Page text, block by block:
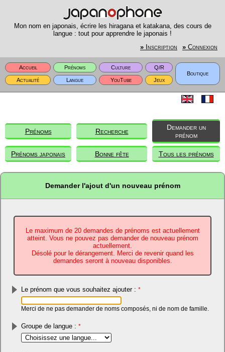
Mon nom en japonais, écrire les hiragana et katakana, des cours de
langue : tout pour apprendre le japonais !
» Inscription » Connexion
Accueil Prénoms Culture
Q/R
Boutique
Actualité
Langue YouTube Jeux
Prénoms Recherche
Demander un
prénom
Prénoms japonais Bonne fête Tous les prénoms
Demander l'ajout d'un nouveau prénom
Le maximum de 20 demandes de prénoms est actuellement
atteint. Vous ne pouvez pas demander de nouveau prénom
actuellement.
Désolé pour le dérangement. Merci de revenir quand les
demandes seront à nouveau disponibles.
Le prénom que vous souhaitez ajouter : *
Merci de ne pas demander de noms composés, ni de nom de famille.
Groupe de langue : *